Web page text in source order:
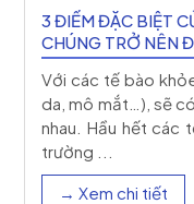
3 ĐIỂM ĐẶC BIỆT
CHÚNG TRỞ NÊN
Với các tế bào
da, mô mắt…), sẽ
nhau. Hầu hết các
trường ...
→ Xem chi tiết